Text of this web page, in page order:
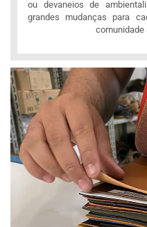
ou devaneios de
grandes mudanças para
comunidade